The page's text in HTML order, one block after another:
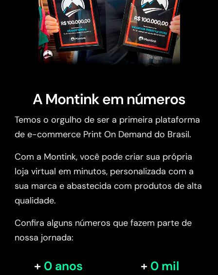
A Montink em números
Temos o orgulho de ser a primeira plataforma
de e-commerce Print On Demand do Brasil.
Com a Montink, você pode criar sua própria
loja virtual em minutos, personalizada com a
sua marca e abastecida com produtos de alta
qualidade.
Confira alguns números que fazem parte de
nossa jornada:
0 anos 0 mil